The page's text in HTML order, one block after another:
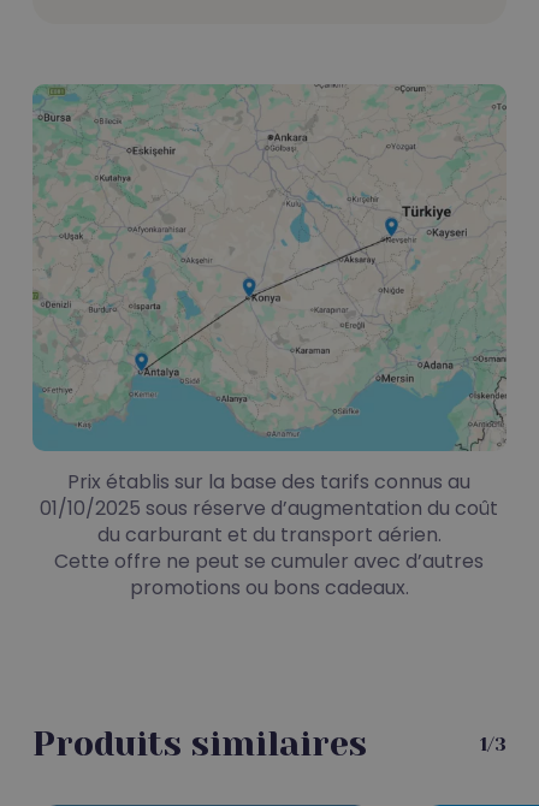
Prix établis sur la base des tarifs connus au
01/10/2025 sous réserve d’augmentation du coût
du carburant et du transport aérien.
Cette offre ne peut se cumuler avec d’autres
promotions ou bons cadeaux.
Produits similaires 1/3